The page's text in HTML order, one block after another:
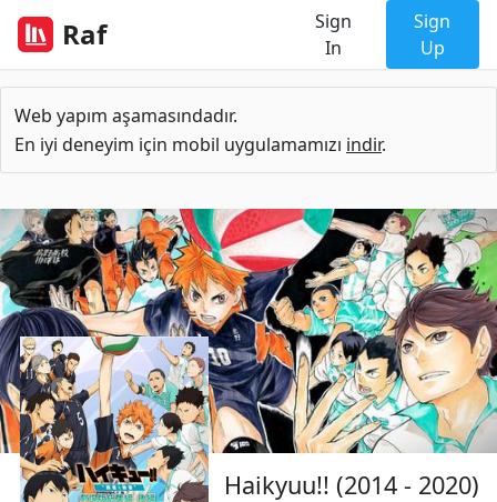
Raf
Sign
In
Sign
Up
Web yapım aşamasındadır.
En iyi deneyim için mobil uygulamamızı indir.
Haikyuu!! (2014 - 2020)